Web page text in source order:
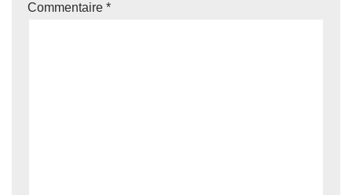
Commentaire *